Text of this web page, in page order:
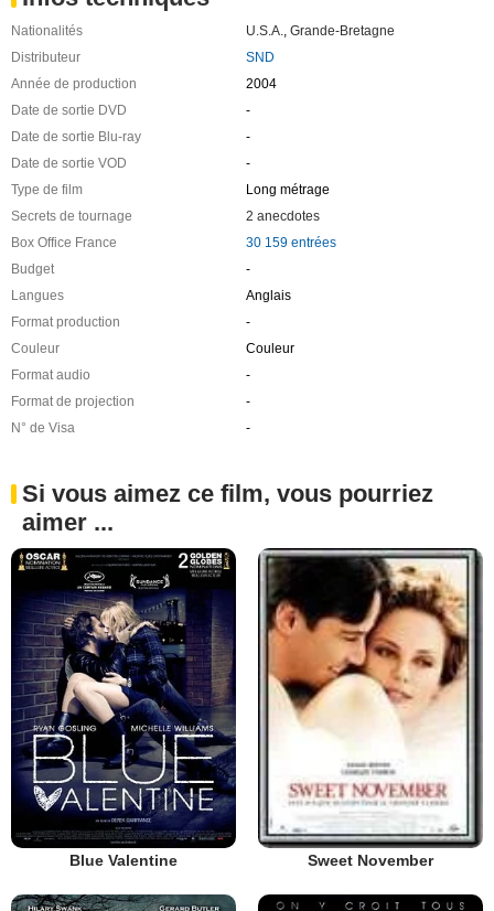
Nationalités U.S.A., Grande-Bretagne
Distributeur
SND
Année de production
2004
Date de sortie DVD
-
Date de sortie Blu-ray
-
Date de sortie VOD
-
Type de film
Long métrage
Secrets de tournage
2 anecdotes
Box Office France
30 159 entrées
Budget
-
Langues
Anglais
Format production
-
Couleur
Couleur
Format audio
-
Format de projection
-
N° de Visa
-
Si vous aimez ce film, vous pourriez
aimer ...
Blue Valentine Sweet November